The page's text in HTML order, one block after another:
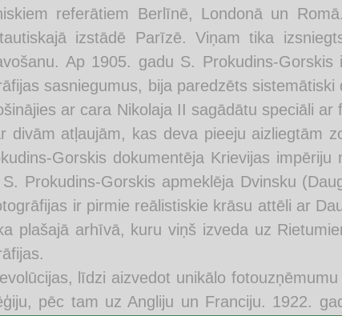
referātiem Berlīnē, Londonā un
izstādē Parīzē. Viņam tika
Ap 1905. gadu S. Prokudins-
sasniegumus, bija paredzēts
ar cara Nikolaja II sagādātu speciāli
divām atļaujām, kas deva pieeju aizliegtām
Gorskis dokumentēja Krievijas
S. Prokudins-Gorskis apmeklēja Dvinsku
ir pirmie reālistiskie krāsu attēli ar
plašajā arhīvā, kuru viņš izveda uz
līdzi aizvedot unikālo
pēc tam uz Angliju un Franciju. 1922.